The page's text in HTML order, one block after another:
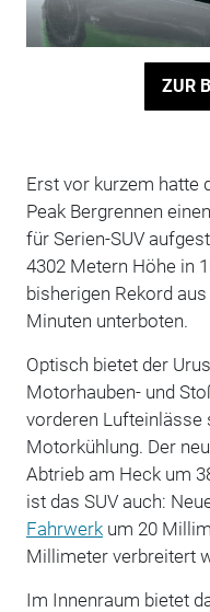
ZUR
Erst vor kurzem hatte
Peak Bergrennen
für Serien-SUV
4302 Metern Höhe in
bisherigen Rekord
Minuten unterboten.
Optisch bietet der
Motorhauben- und
vorderen Lufteinlässe
Motorkühlung. Der
Abtrieb am Heck um
ist das SUV auch:
Fahrwerkum 20
Millimeter verbreitert
Im Innenraum bietet